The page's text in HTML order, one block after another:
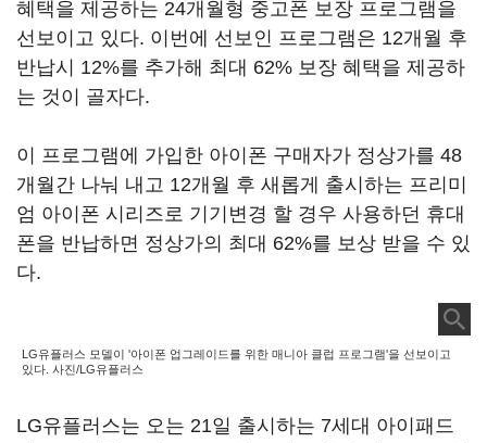
혜택을 제공하는 24개월형 중고폰 보장 프로그램을
선보이고 있다. 이번에 선보인 프로그램은 12개월 후
반납시 12%를 추가해 최대 62% 보장 혜택을 제공하
는 것이 골자다.
이 프로그램에 가입한 아이폰 구매자가 정상가를 48
개월간 나눠 내고 12개월 후 새롭게 출시하는 프리미
엄 아이폰 시리즈로 기기변경 할 경우 사용하던 휴대
폰을 반납하면 정상가의 최대 62%를 보상 받을 수 있
다.
LG유플러스 모델이 '아이폰 업그레이드를 위한 매니아 클럽 프로그램'을 선보이고
있다. 사진/LG유플러스
LG유플러스는 오는 21일 출시하는 7세대 아이패드